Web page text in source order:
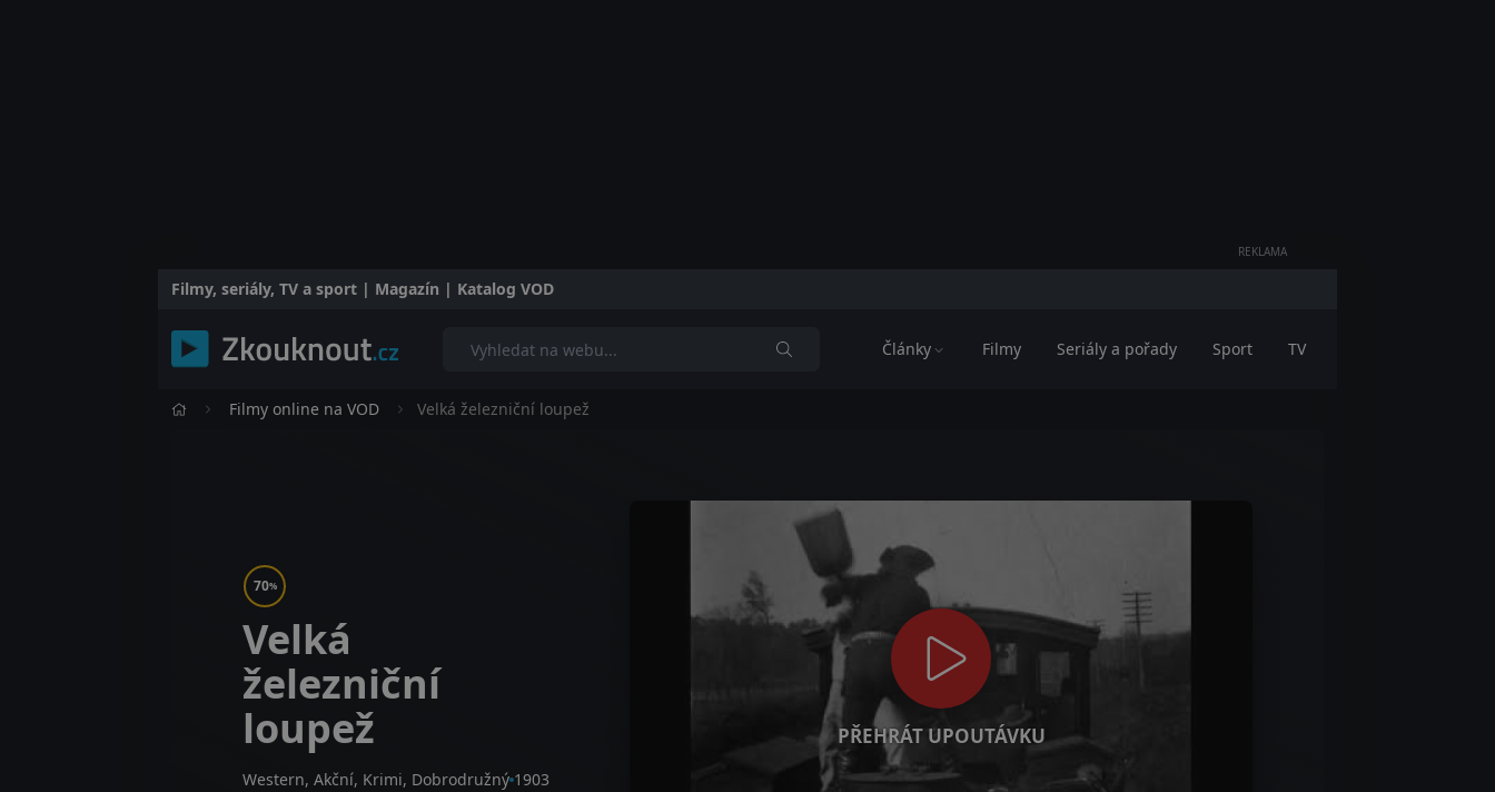
REKLAMA
Filmy, seriály, TV a sport | Magazín | Katalog VOD
Články Filmy Seriály a pořady Sport TV
Filmy online na VOD Velká železniční loupež
PŘEHRÁT UPOUTÁVKU
70%
Velká
železniční
loupež
Western, Akční, Krimi, Dobrodružný 1903